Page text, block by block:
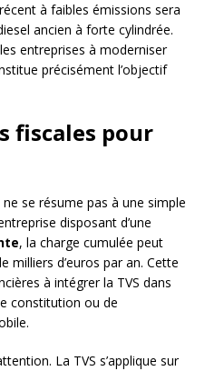
à faibles émissions sera
ancien à forte cylindrée.
entreprises à moderniser
précisément l’objectif
fiscales pour
se résume pas à une simple
disposant d’une
, la charge cumulée peut
milliers d’euros par an. Cette
à intégrer la TVS dans
constitution ou de
La TVS s’applique sur